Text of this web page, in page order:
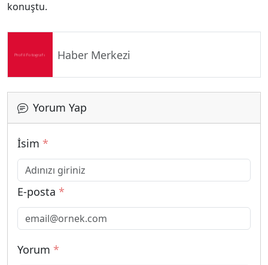
konuştu.
Haber Merkezi
Yorum Yap
İsim *
E-posta *
Yorum *